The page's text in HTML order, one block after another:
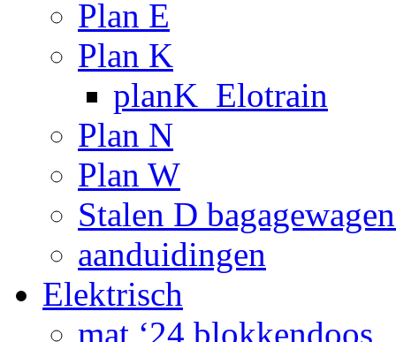
Plan E
Plan K
planK_Elotrain
Plan N
Plan W
Stalen D
aanduidingen
Elektrisch
mat ‘24 blokkendoos